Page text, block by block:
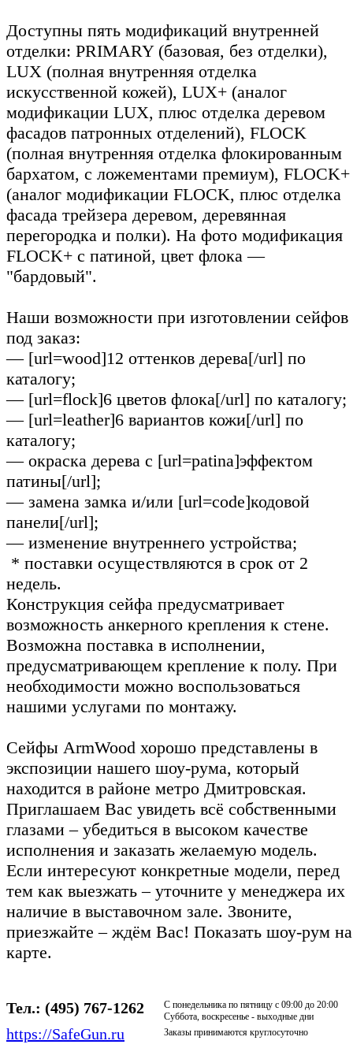
Доступны пять модификаций внутренней
отделки: PRIMARY (базовая, без отделки),
LUX (полная внутренняя отделка
искусственной кожей), LUX+ (аналог
модификации LUX, плюс отделка деревом
фасадов патронных отделений), FLOCK
(полная внутренняя отделка флокированным
бархатом, с ложементами премиум), FLOCK+
(аналог модификации FLOCK, плюс отделка
фасада трейзера деревом, деревянная
перегородка и полки). На фото модификация
FLOCK+ с патиной, цвет флока —
"бардовый".
Наши возможности при изготовлении сейфов
под заказ:
— [url=wood]12 оттенков дерева[/url] по
каталогу;
— [url=flock]6 цветов флока[/url] по каталогу;
— [url=leather]6 вариантов кожи[/url] по
каталогу;
— окраска дерева с [url=patina]эффектом
патины[/url];
— замена замка и/или [url=code]кодовой
панели[/url];
— изменение внутреннего устройства;
* поставки осуществляются в срок от 2
недель.
Конструкция сейфа предусматривает
возможность анкерного крепления к стене.
Возможна поставка в исполнении,
предусматривающем крепление к полу. При
необходимости можно воспользоваться
нашими услугами по монтажу.
Сейфы ArmWood хорошо представлены в
экспозиции нашего шоу-рума, который
находится в районе метро Дмитровская.
Приглашаем Вас увидеть всё собственными
глазами – убедиться в высоком качестве
исполнения и заказать желаемую модель.
Если интересуют конкретные модели, перед
тем как выезжать – уточните у менеджера их
наличие в выставочном зале. Звоните,
приезжайте – ждём Вас! Показать шоу-рум на
карте.
Тел.: (495) 767-1262
https://SafeGun.ru
С понедельника по пятницу с 09:00 до 20:00
Суббота, воскресенье - выходные дни
Заказы принимаются круглосуточно